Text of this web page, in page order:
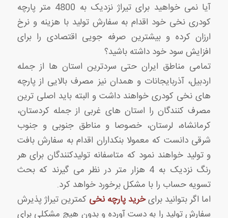
آیا نمی خواهید برای تیراژ نزدیک به 4800 متر پارچه
کودری نخی خود اقدام به سفارش تولید با هزینه و نرخ
ارزان کرده و بیشترین صرفه جویی اقتصادی را برای
افزایش سود خود داشته باشید؟
تمامی مناطق ایران حتی سردترین استان ها از جمله
اردبیل، آذربایجانات و همدان نیز مصرف بالایی از پارچه
های نخی کودری خواهند داشت و البته باید اصلی ترین
مصرف کنندگان را استان های غربی از جمله کردستان،
کرمانشاه، لرستان، خصوصا و مناطق جنوبی و جنوب
شرقی دانست که معمولا بنکداران اقدام به سفارش بافت
و تولید خواهند نمود که متاسفانه تولیدکنندگان برای هر
رنگ نزدیک به 4 هزار متر در نظر می گیرند که بحث
تسویه حساب را با مشکل برخورد خواهد کرد.
اما اگر بتوانید برایخرید پارچه نخی کمترین تیراژ پذیرش
سفارش تولید را به دست آورده و بدون هیچ مشکلی برای